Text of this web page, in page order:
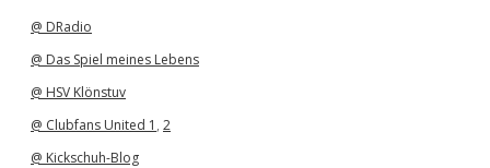
@ DRadio
@ Das Spiel meines Lebens
@ HSV Klönstuv
@ Clubfans United 1 , 2
@ Kickschuh-Blog